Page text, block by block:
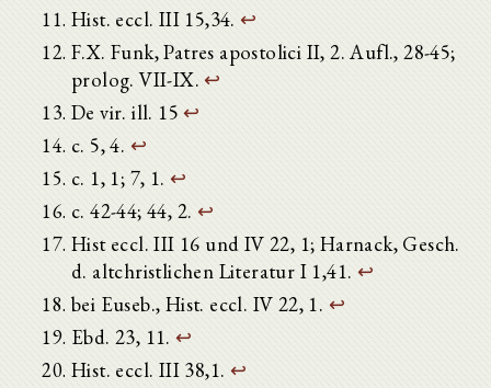
Hist. eccl. III 15,34. ↩
F.X. Funk, Patres apostolici II, 2. Aufl., 28-45;
prolog. VII-IX. ↩
De vir. ill. 15↩
c. 5, 4. ↩
c. 1, 1; 7, 1. ↩
c. 42-44; 44, 2. ↩
Hist eccl. III 16 und IV 22, 1; Harnack, Gesch.
d. altchristlichen Literatur I 1,41. ↩
bei Euseb., Hist. eccl. IV 22, 1. ↩
Ebd. 23, 11. ↩
Hist. eccl. III 38,1. ↩